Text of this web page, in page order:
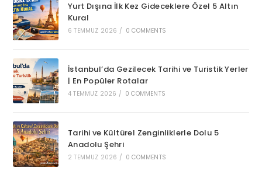
Yurt Dışına İlk Kez Gideceklere Özel 5 Altın
Kural
6 TEMMUZ 2026 / 0 COMMENTS
İstanbul’da Gezilecek Tarihi ve Turistik Yerler
| En Popüler Rotalar
4 TEMMUZ 2026 / 0 COMMENTS
Tarihi ve Kültürel Zenginliklerle Dolu 5
Anadolu Şehri
2 TEMMUZ 2026 / 0 COMMENTS